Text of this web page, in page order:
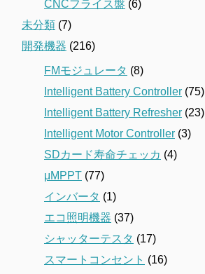
CNCフライス盤 (6)
未分類 (7)
開発機器 (216)
FMモジュレータ (8)
Intelligent Battery Controller (75)
Intelligent Battery Refresher (23)
Intelligent Motor Controller (3)
SDカード寿命チェッカ (4)
μMPPT (77)
インバータ (1)
エコ照明機器 (37)
シャッターテスタ (17)
スマートコンセント (16)